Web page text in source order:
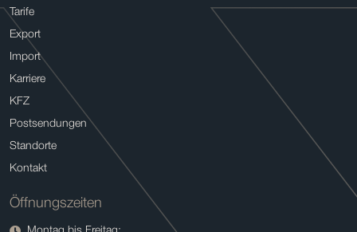
Tarife
Export
Import
Karriere
KFZ
Postsendungen
Standorte
Kontakt
Öffnungszeiten